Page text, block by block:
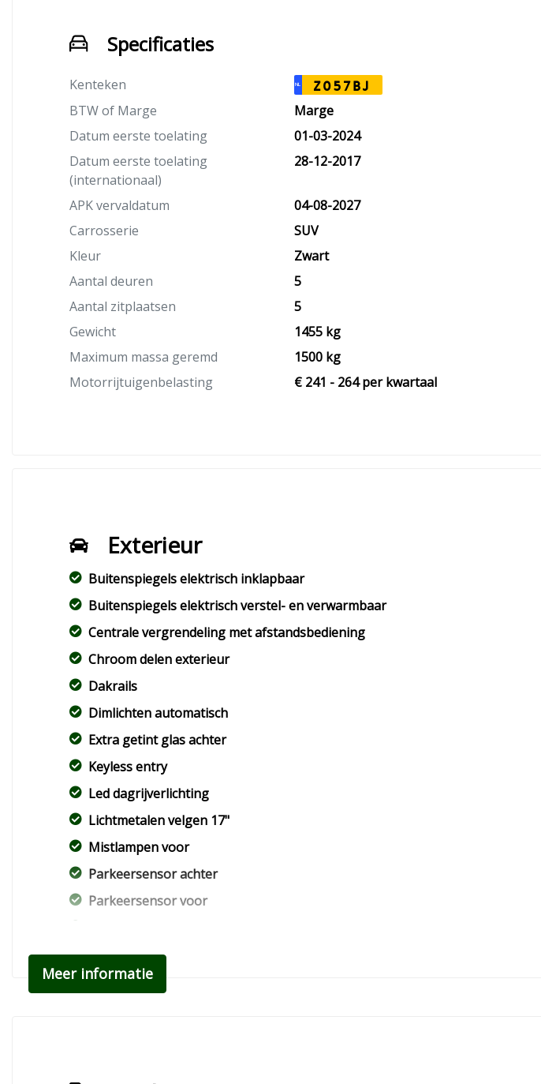
Specificaties
Kenteken NL Z057BJ
BTW of Marge
Marge
Datum eerste toelating
01-03-2024
Datum eerste toelating
(internationaal)
28-12-2017
APK vervaldatum
04-08-2027
Carrosserie
SUV
Kleur
Zwart
Aantal deuren
5
Aantal zitplaatsen
5
Gewicht
1455 kg
Maximum massa geremd
1500 kg
Motorrijtuigenbelasting
€ 241 - 264 per kwartaal
Exterieur
Buitenspiegels elektrisch inklapbaar
Buitenspiegels elektrisch verstel- en verwarmbaar
Centrale vergrendeling met afstandsbediening
Chroom delen exterieur
Dakrails
Dimlichten automatisch
Extra getint glas achter
Keyless entry
Led dagrijverlichting
Lichtmetalen velgen 17"
Mistlampen voor
Parkeersensor achter
Parkeersensor voor
Meer informatie